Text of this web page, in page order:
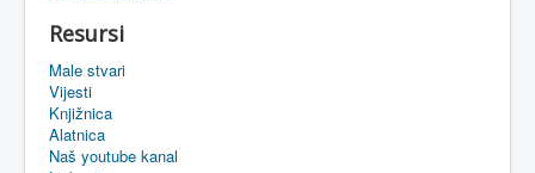
Oaza
Sistemski alati
eMapa
Resursi
Male stvari
Vijesti
Knjižnica
Alatnica
Naš youtube kanal